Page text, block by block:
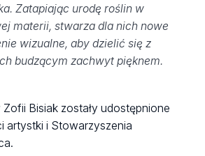
Zatapiając urodę roślin w
materii, stwarza dla nich nowe
wizualne, aby dzielić się z
budzącym zachwyt pięknem.
Bisiak zostały udostępnione
artystki i Stowarzyszenia